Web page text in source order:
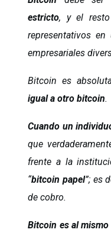
estricto, y el resto
representativos
empresariales
Bitcoin es
igual a otro bitcoin.
Cuando un
que
frente a la
“bitcoin papel”; es
de cobro.
Bitcoin es al